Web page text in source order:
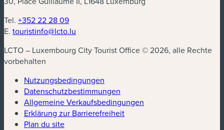
Tel. +352 22 28 09
E. touristinfo@lcto.lu
LCTO – Luxembourg City Tourist Office © 2026, alle Rechte
vorbehalten
Nutzungsbedingungen
Datenschutzbestimmungen
Allgemeine Verkaufsbedingungen
Erklärung zur Barrierefreiheit
Plan du site